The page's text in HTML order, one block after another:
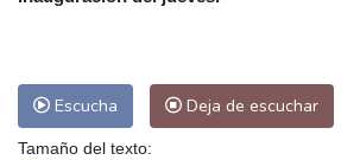
San José
26 °C
Panama City
26 °C
Escucha Deja de escuchar
Tamaño del texto: